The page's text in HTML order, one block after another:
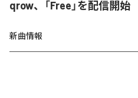
qrow、「Free」を配信開始
新曲情報